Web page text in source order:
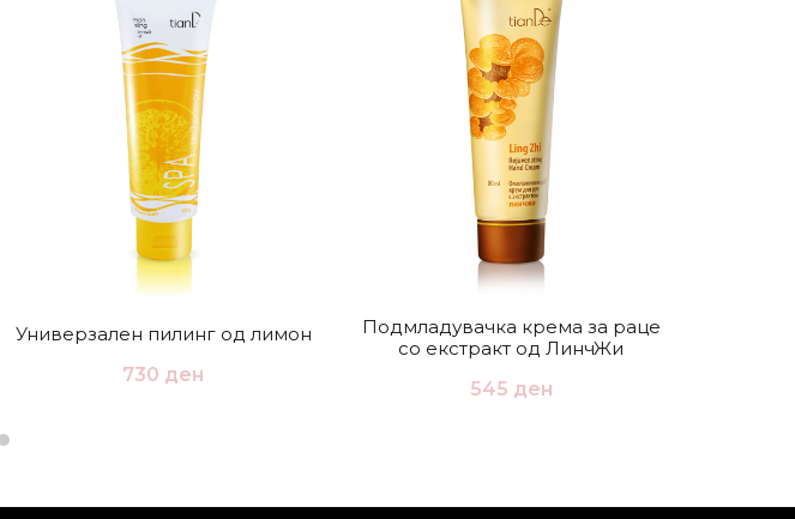
Универзален пилинг од лимон
730 ден
Подмладувачка крема за раце
со екстракт од ЛинчЖи
545 ден